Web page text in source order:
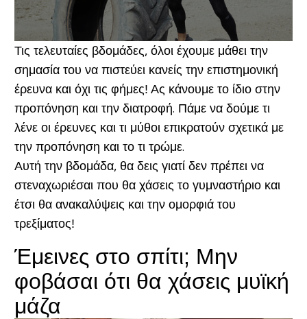
Τις τελευταίες βδομάδες, όλοι έχουμε μάθει την
σημασία του να πιστεύει κανείς την επιστημονική
έρευνα και όχι τις φήμες! Ας κάνουμε το ίδιο στην
προπόνηση και την διατροφή. Πάμε να δούμε τι
λένε οι έρευνες και τι μύθοι επικρατούν σχετικά με
την προπόνηση και το τι τρώμε.
Αυτή την βδομάδα, θα δεις γιατί δεν πρέπει να
στεναχωριέσαι που θα χάσεις το γυμναστήριο και
έτσι θα ανακαλύψεις και την ομορφιά του
τρεξίματος!
Έμεινες στο σπίτι; Μην
φοβάσαι ότι θα χάσεις μυϊκή
μάζα